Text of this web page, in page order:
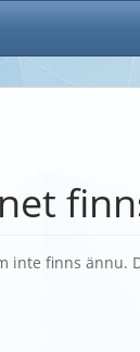
inte finns ännu.